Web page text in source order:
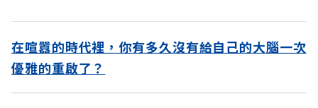
在喧囂的時代裡，你有多久沒有給自己的大腦一次
優雅的重啟了？